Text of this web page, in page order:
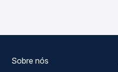
encaixa na sua viagem.
Sobre nós